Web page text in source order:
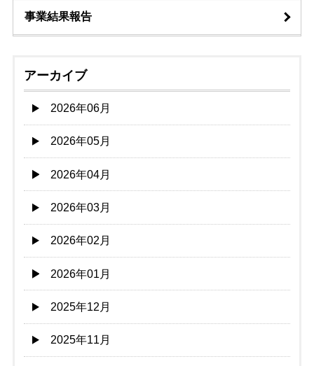
事業結果報告
アーカイブ
2026年06月
2026年05月
2026年04月
2026年03月
2026年02月
2026年01月
2025年12月
2025年11月